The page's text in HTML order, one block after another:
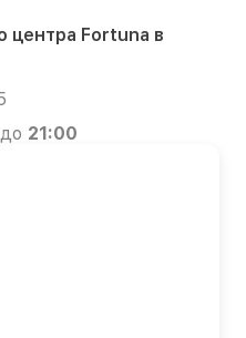
центра Fortuna в
до 21:00